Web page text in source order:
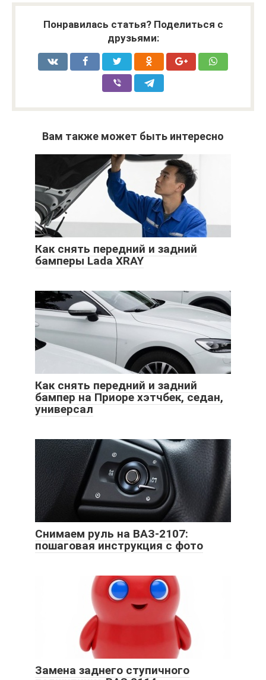
Понравилась статья? Поделиться с
друзьями:
Вам также может быть интересно
Как снять передний и задний
бамперы Lada XRAY
Как снять передний и задний
бампер на Приоре хэтчбек, седан,
универсал
Снимаем руль на ВАЗ-2107:
пошаговая инструкция с фото
Замена заднего ступичного